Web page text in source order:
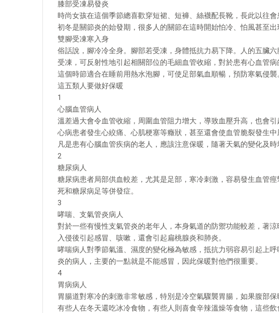
膝部受凍易發炎
時尚女孩在這個季節總喜歡穿短裙、短褲、絲襪配長靴，長此以往會
初冬是關節炎的始發期，很多人的關節在這時開始怕冷、怕風甚至出
雙腳受凍寒入身
俗話說，腳冷冷全身。腳部若受凍，身體抵抗力易下降。人的五臟
受凍，可反射性地引起相關部位的毛細血管收縮，對於患有心血管病
這個時節適合在睡前用熱水泡腳，可使足部氣血順暢，預防寒氣侵襲
這五類人要做好保暖
1
心腦血管病人
溫差過大會令血管收縮，周圍血管阻力增大，導致血壓升高，也會
心病患者發生心絞痛、心肌梗塞等癥狀，甚至還會使血管脆裂發生中
凡是患有心腦血管疾病的老人，應該注意保暖，隨著天氣的變化及時
2
糖尿病人
糖尿病患者局部供血較差，尤其是足部，寒冷刺激，容易發生血管
死和糖尿病足等併發症。
3
哮喘、支氣管炎病人
對於一些有慢性支氣管炎的老年人，本身氣道的防禦功能較差，著
入侵後引起感冒、咳嗽，還會引起扁桃腺炎和肺炎。
哮喘病人對季節氣溫、濕度的變化極為敏感，抵抗力弱容易引起上
炎的病人，主要的一點就是不能感冒，因此保暖對他們很重要。
4
胃病病人
胃腸道對寒冷的刺激非常敏感，特別是冷空氣驟襲胃腸，如果腹部保
有些人在冬天還吃冰冷食物，有些人則喜食辛辣溫燥等食物，這些